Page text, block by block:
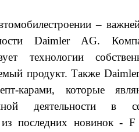
–
Daimler AG.
технологии
продукт. Также
карами, которые
деятельности в
последних новинок -